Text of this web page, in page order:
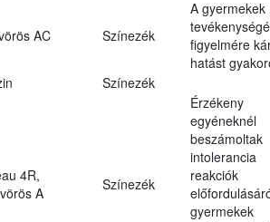
AC Színezék
A gyermekek
figyelmére
hatást
Színezék
4R,
A
Színezék
Érzékeny
egyéneknél
beszámoltak
intolerancia
reakciók
gyermekek